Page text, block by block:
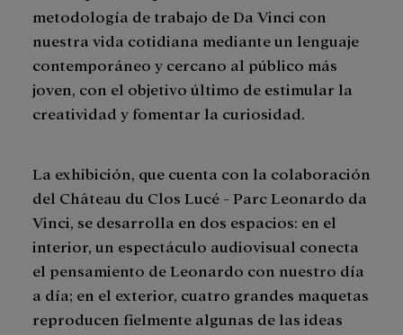
metodología de trabajo de Da Vinci con
nuestra vida cotidiana mediante un lenguaje
contemporáneo y cercano al público más
joven, con el objetivo último de estimular la
creatividad y fomentar la curiosidad.
La exhibición, que cuenta con la colaboración
del Château du Clos Lucé - Parc Leonardo da
Vinci, se desarrolla en dos espacios: en el
interior, un espectáculo audiovisual conecta
el pensamiento de Leonardo con nuestro día
a día; en el exterior, cuatro grandes maquetas
reproducen fielmente algunas de las ideas